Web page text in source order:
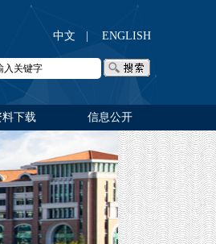
中文 ENGLISH
料下载 信息公开